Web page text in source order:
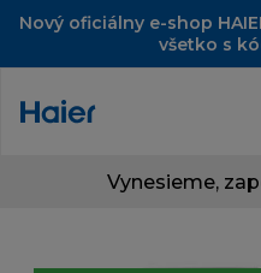
Nový oficiálny e-shop
všetko s
Vynesieme,